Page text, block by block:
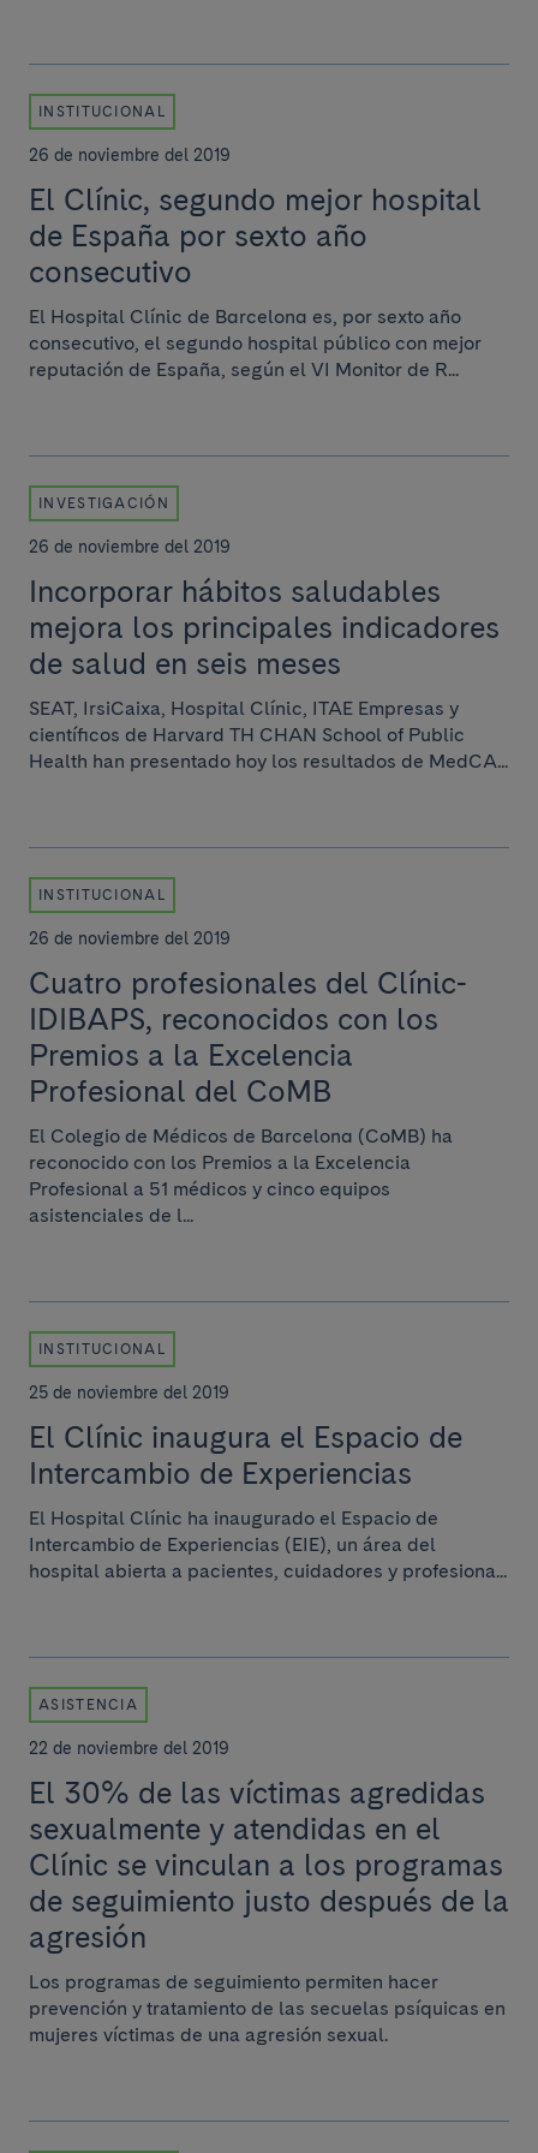
INSTITUCIONAL
26 de noviembre del 2019
El Clínic, segundo mejor hospital
de España por sexto año
consecutivo
El Hospital Clínic de Barcelona es, por sexto año
consecutivo, el segundo hospital público con mejor
reputación de España, según el VI Monitor de R...
INVESTIGACIÓN
26 de noviembre del 2019
Incorporar hábitos saludables
mejora los principales indicadores
de salud en seis meses
SEAT, IrsiCaixa, Hospital Clínic, ITAE Empresas y
científicos de Harvard TH CHAN School of Public
Health han presentado hoy los resultados de MedCA...
INSTITUCIONAL
26 de noviembre del 2019
Cuatro profesionales del Clínic-
IDIBAPS, reconocidos con los
Premios a la Excelencia
Profesional del CoMB
El Colegio de Médicos de Barcelona (CoMB) ha
reconocido con los Premios a la Excelencia
Profesional a 51 médicos y cinco equipos
asistenciales de l...
INSTITUCIONAL
25 de noviembre del 2019
El Clínic inaugura el Espacio de
Intercambio de Experiencias
El Hospital Clínic ha inaugurado el Espacio de
Intercambio de Experiencias (EIE), un área del
hospital abierta a pacientes, cuidadores y profesiona...
ASISTENCIA
22 de noviembre del 2019
El 30% de las víctimas agredidas
sexualmente y atendidas en el
Clínic se vinculan a los programas
de seguimiento justo después de la
agresión
Los programas de seguimiento permiten hacer
prevención y tratamiento de las secuelas psíquicas en
mujeres víctimas de una agresión sexual.